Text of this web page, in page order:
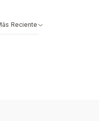
Reciente